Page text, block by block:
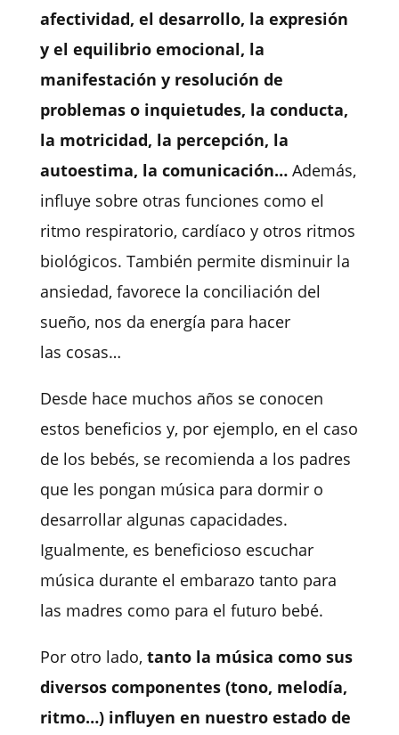
afectividad, el desarrollo, la expresión
y el equilibrio emocional, la
manifestación y resolución de
problemas o inquietudes, la conducta,
la motricidad, la percepción, la
autoestima, la comunicación…Además,
influye sobre otras funciones como el
ritmo respiratorio, cardíaco y otros ritmos
biológicos. También permite disminuir la
ansiedad, favorece la conciliación del
sueño, nos da energía para hacer
las cosas…
Desde hace muchos años se conocen
estos beneficios y, por ejemplo, en el caso
de los bebés, se recomienda a los padres
que les pongan música para dormir o
desarrollar algunas capacidades.
Igualmente, es beneficioso escuchar
música durante el embarazo tanto para
las madres como para el futuro bebé.
Por otro lado, tanto la música como sus
diversos componentes (tono, melodía,
ritmo…) influyen en nuestro estado de